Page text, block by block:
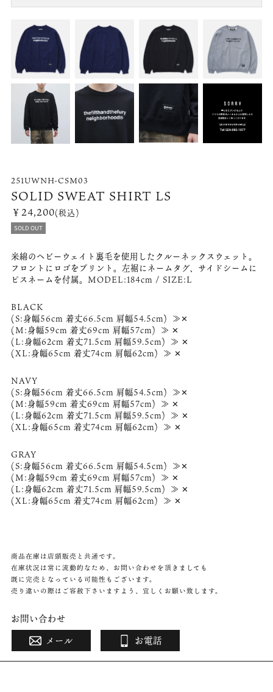
251UWNH-CSM03
SOLID SWEAT SHIRT LS
￥24,200(税込)
SOLD OUT
米綿のヘビーウェイト裏毛を使用したクルーネックスウェット。
フロントにロゴをプリント。左裾にネームタグ、サイドシームに
ピスネームを付属。MODEL:184cm / SIZE:L
BLACK
(S:身幅56cm 着丈66.5cm 肩幅54.5cm) ≫✕
(M:身幅59cm 着丈69cm 肩幅57cm) ≫ ✕
(L:身幅62cm 着丈71.5cm 肩幅59.5cm) ≫ ✕
(XL:身幅65cm 着丈74cm 肩幅62cm) ≫ ✕
NAVY
(S:身幅56cm 着丈66.5cm 肩幅54.5cm) ≫✕
(M:身幅59cm 着丈69cm 肩幅57cm) ≫ ✕
(L:身幅62cm 着丈71.5cm 肩幅59.5cm) ≫ ✕
(XL:身幅65cm 着丈74cm 肩幅62cm) ≫ ✕
GRAY
(S:身幅56cm 着丈66.5cm 肩幅54.5cm) ≫✕
(M:身幅59cm 着丈69cm 肩幅57cm) ≫ ✕
(L:身幅62cm 着丈71.5cm 肩幅59.5cm) ≫ ✕
(XL:身幅65cm 着丈74cm 肩幅62cm) ≫ ✕
商品在庫は店頭販売と共通です。
在庫状況は常に流動的なため、お問い合わせを頂きましても
既に完売となっている可能性もございます。
売り違いの際はご容赦下さいますよう、宜しくお願い致します。
お問い合わせ
メール
お電話